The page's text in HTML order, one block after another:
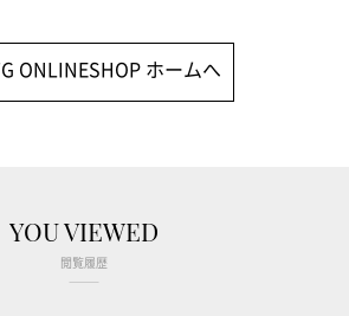
ONLINESHOP ホームへ
YOU VIEWED
閲覧履歴